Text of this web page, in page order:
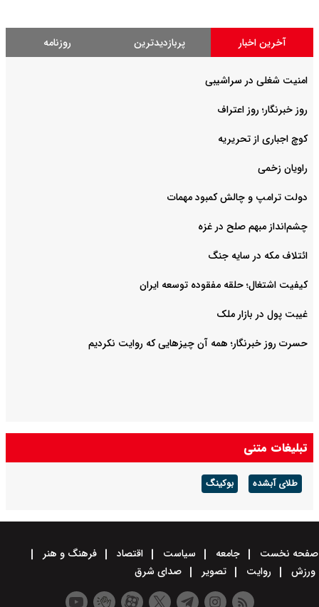
آخرین اخبار پربازدیدترین روزنامه
امنیت شغلی در سراشیبی
روز خبرنگار؛ روز اعتراف
کوچ اجباری از تحریریه
راویان زخمی
دولت ترامپ و چالش کمبود مهمات
چشم‌انداز مبهم صلح در غزه
ائتلاف مکه در سایه جنگ
کیفیت اشتغال؛ حلقه مفقوده توسعه ایران
غیبت پول در بازار ملک
حسرت روز خبرنگار؛ همه آن چیزهایی که روایت نکردیم
تبلیغات متنی
طلای آبشده بوکینگ
صفحه نخست جامعه سیاست اقتصاد
فرهنگ و هنر
ورزش
روایت تصویر صدای شرق